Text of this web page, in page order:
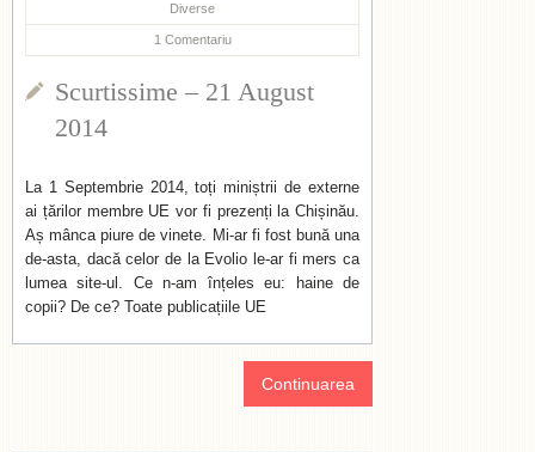
Diverse
1 Comentariu
Scurtissime – 21 August
2014
La 1 Septembrie 2014, toți miniștrii de externe
ai țărilor membre UE vor fi prezenți la Chișinău.
Aș mânca piure de vinete. Mi-ar fi fost bună una
de-asta, dacă celor de la Evolio le-ar fi mers ca
lumea site-ul. Ce n-am înțeles eu: haine de
copii? De ce? Toate publicațiile UE
Continuarea